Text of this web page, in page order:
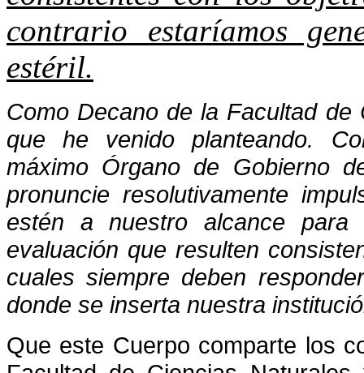
contrario estaríamos
estéril.
Como Decano de la Facultad
que he venido planteando.
máximo Órgano de Gobierno
pronuncie resolutivamente
estén a nuestro alcance
evaluación que resulten
cuales siempre deben
donde se inserta nuestra
Que este Cuerpo comparte los